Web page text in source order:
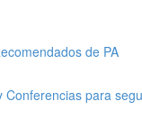
de PA
Conferencias para